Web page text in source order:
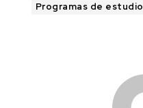
Programas de estudio